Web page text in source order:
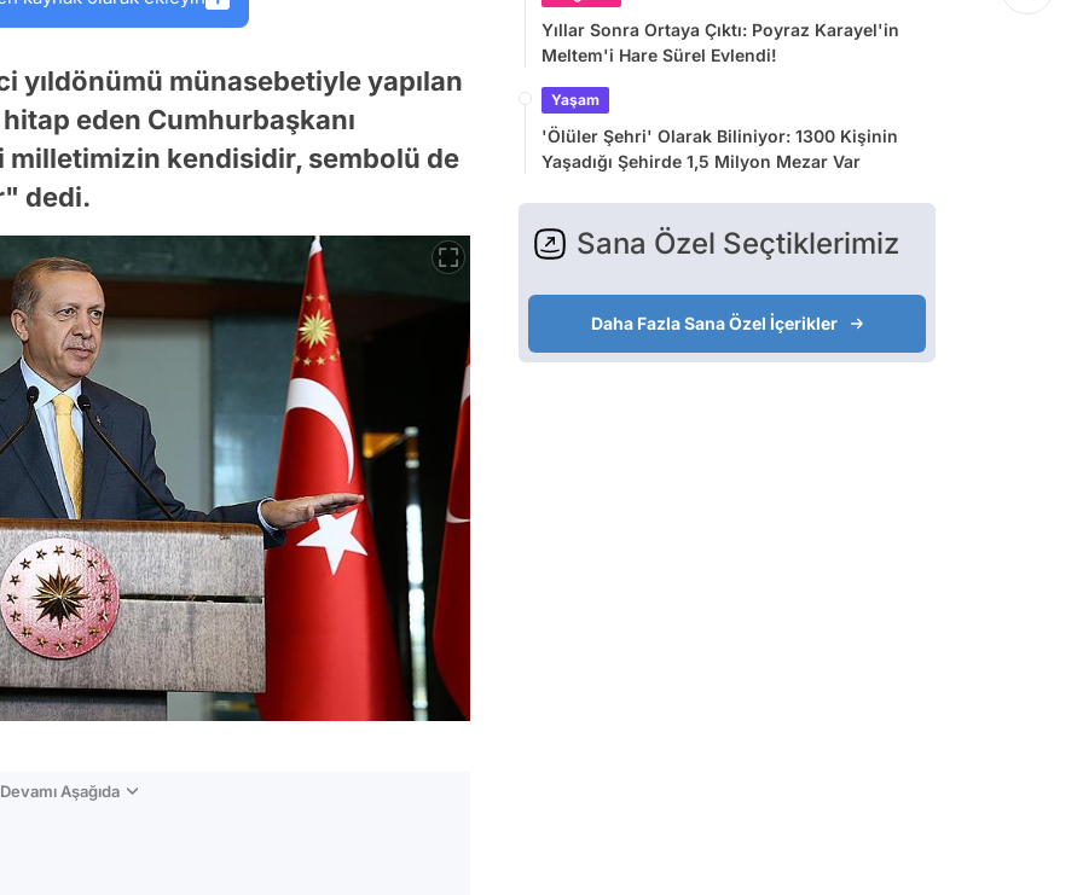
yıldönümü münasebetiyle yapılan
eden Cumhurbaşkanı
kendisidir, sembolü de
dedi.
Aşağıda
Yıllar Sonra Ortaya Çıktı: Poyraz Karayel'in
Meltem'i Hare Sürel Evlendi!
Yaşam
'Ölüler Şehri' Olarak Biliniyor: 1300 Kişinin
Yaşadığı Şehirde 1,5 Milyon Mezar Var
Sana Özel Seçtiklerimiz
Daha Fazla Sana Özel İçerikler